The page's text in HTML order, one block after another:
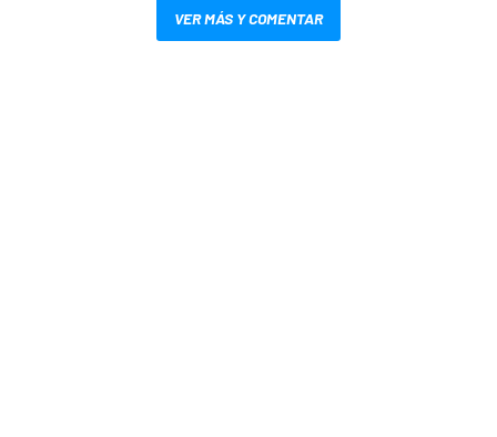
VER MÁS Y COMENTAR